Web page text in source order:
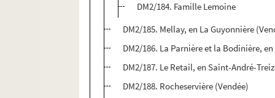
DM2/184. Famille Lemoine
DM2/185. Mellay, en La Guyonnière
DM2/186. La Parnière et la Bodinière,
DM2/187. Le Retail, en Saint-André-
DM2/188. Rocheservière (Vendée)